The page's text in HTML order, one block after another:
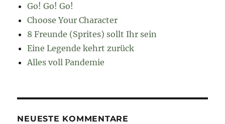
Go! Go! Go!
Choose Your Character
8 Freunde (Sprites) sollt Ihr sein
Eine Legende kehrt zurück
Alles voll Pandemie
NEUESTE KOMMENTARE